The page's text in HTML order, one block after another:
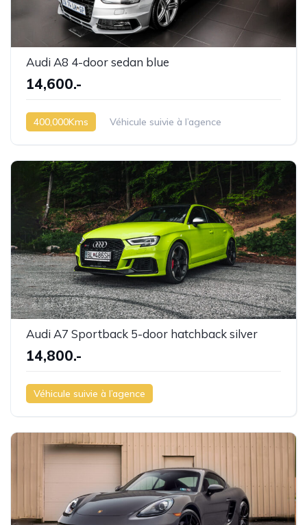
Audi A8 4-door sedan blue
14,600.-
400,000Kms Véhicule suivie à l’agence
Audi A7 Sportback 5-door hatchback silver
14,800.-
Véhicule suivie à l’agence